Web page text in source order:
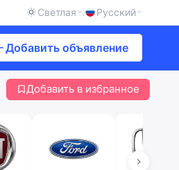
Светлая Русский
Добавить объявление
Добавить в избранное